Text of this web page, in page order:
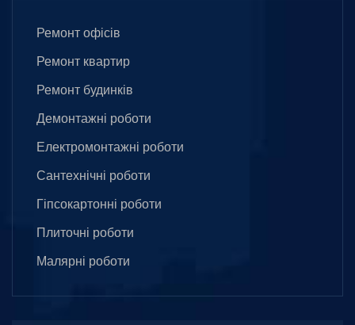
Ремонт офісів
Ремонт квартир
Ремонт будинків
Демонтажні роботи
Електромонтажні роботи
Сантехнічні роботи
Гіпсокартонні роботи
Плиточні роботи
Малярні роботи